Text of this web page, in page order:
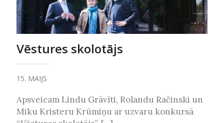
Vēstures skolotājs
15. MAIJS
Apsveicam Lindu Grāvīti, Rolandu Račinski un
Miku Kristeru Krūmiņu ar uzvaru konkursā